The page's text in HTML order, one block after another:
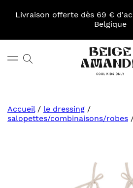
Livraison offerte dès 69 €
Belgique
Rechercher
Accueil/ le dressing /
salopettes/combinaisons/robes